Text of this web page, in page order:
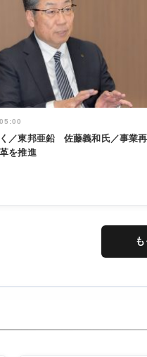
／東邦亜鉛 佐藤義和氏／事業再
を推進